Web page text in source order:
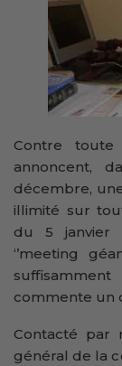
Contre
annoncent,
décembre,
illimité sur
du 5 janvier
‘’meeting
commente un
Contacté par
général de la